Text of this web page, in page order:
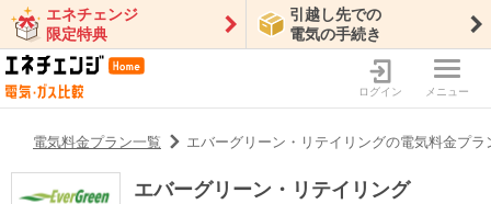
エネチェンジ
限定特典
引越し先での
電気の手続き
ログイン メニュー
電気料金プラン一覧 エバーグリーン・リテイリングの電気料金プラ
エバーグリーン・リテイリング